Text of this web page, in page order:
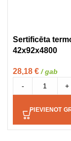
Sertificēta
42x92x4800
28,18 € / gab
-
+
PIEVIENOT